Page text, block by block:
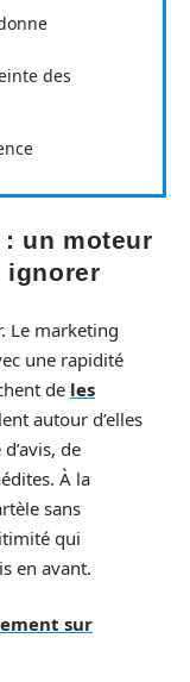
des
: un moteur
ignorer
Le marketing
une rapidité
de les
autour d’elles
de
À la
sans
qui
en avant.
sur